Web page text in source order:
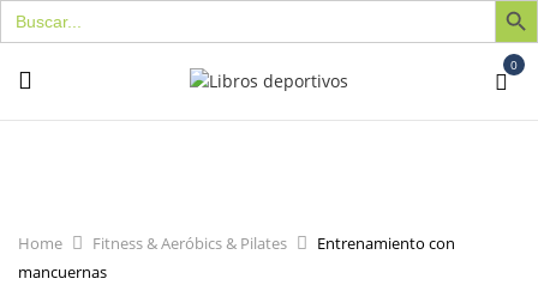
Buscar:
0
Home Fitness & Aeróbics & Pilates
Entrenamiento con
mancuernas